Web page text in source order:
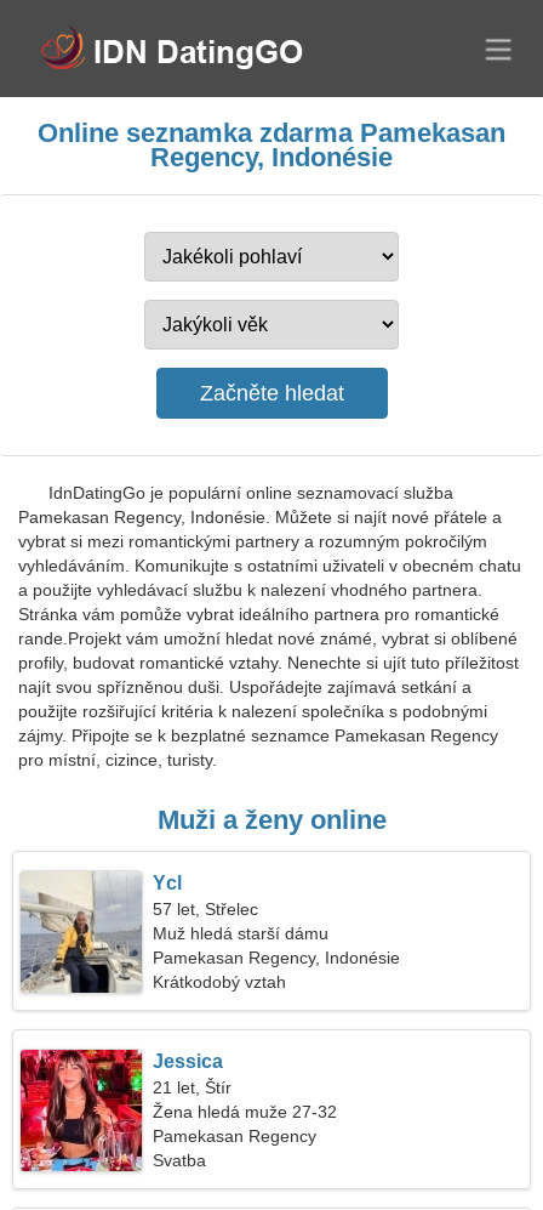
Online seznamka zdarma Pamekasan
Regency, Indonésie
IdnDatingGo je populární online seznamovací služba
Pamekasan Regency, Indonésie. Můžete si najít nové přátele a
vybrat si mezi romantickými partnery a rozumným pokročilým
vyhledáváním. Komunikujte s ostatními uživateli v obecném chatu
a použijte vyhledávací službu k nalezení vhodného partnera.
Stránka vám pomůže vybrat ideálního partnera pro romantické
rande.Projekt vám umožní hledat nové známé, vybrat si oblíbené
profily, budovat romantické vztahy. Nenechte si ujít tuto příležitost
najít svou spřízněnou duši. Uspořádejte zajímavá setkání a
použijte rozšiřující kritéria k nalezení společníka s podobnými
zájmy. Připojte se k bezplatné seznamce Pamekasan Regency
pro místní, cizince, turisty.
Muži a ženy online
Ycl
57 let, Střelec
Muž hledá starší dámu
Pamekasan Regency, Indonésie
Krátkodobý vztah
Jessica
21 let, Štír
Žena hledá muže 27-32
Pamekasan Regency
Svatba